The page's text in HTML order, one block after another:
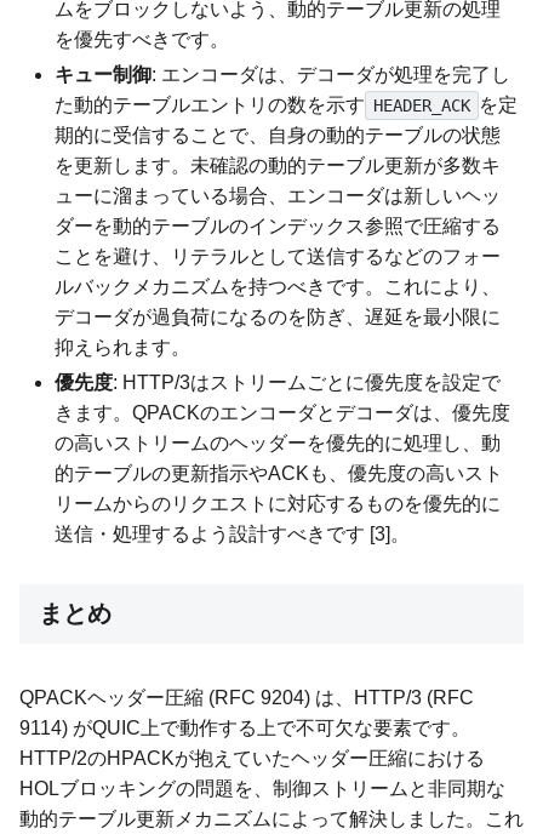
ムをブロックしないよう、動的テーブル更新の処理
を優先すべきです。
キュー制御: エンコーダは、デコーダが処理を完了し
た動的テーブルエントリの数を示す HEADER_ACK を定
期的に受信することで、自身の動的テーブルの状態
を更新します。未確認の動的テーブル更新が多数キ
ューに溜まっている場合、エンコーダは新しいヘッ
ダーを動的テーブルのインデックス参照で圧縮する
ことを避け、リテラルとして送信するなどのフォー
ルバックメカニズムを持つべきです。これにより、
デコーダが過負荷になるのを防ぎ、遅延を最小限に
抑えられます。
優先度: HTTP/3はストリームごとに優先度を設定で
きます。QPACKのエンコーダとデコーダは、優先度
の高いストリームのヘッダーを優先的に処理し、動
的テーブルの更新指示やACKも、優先度の高いスト
リームからのリクエストに対応するものを優先的に
送信・処理するよう設計すべきです [3]。
まとめ
QPACKヘッダー圧縮 (RFC 9204) は、HTTP/3 (RFC
9114) がQUIC上で動作する上で不可欠な要素です。
HTTP/2のHPACKが抱えていたヘッダー圧縮における
HOLブロッキングの問題を、制御ストリームと非同期な
動的テーブル更新メカニズムによって解決しました。これ